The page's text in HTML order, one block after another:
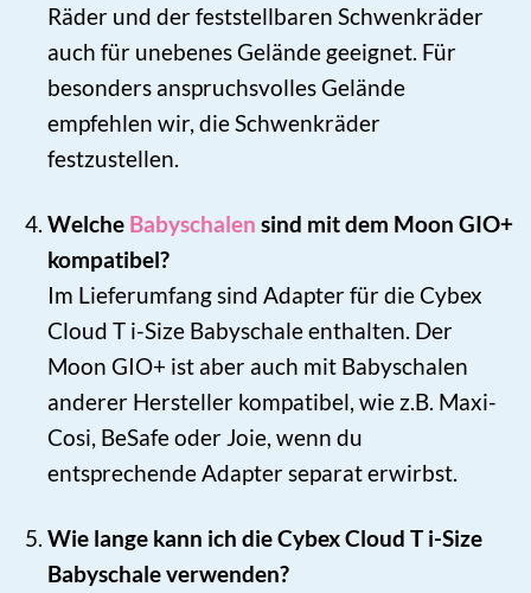
Räder und der feststellbaren Schwenkräder
auch für unebenes Gelände geeignet. Für
besonders anspruchsvolles Gelände
empfehlen wir, die Schwenkräder
festzustellen.
Welche Babyschalen sind mit dem Moon GIO+
kompatibel?
Im Lieferumfang sind Adapter für die Cybex
Cloud T i-Size Babyschale enthalten. Der
Moon GIO+ ist aber auch mit Babyschalen
anderer Hersteller kompatibel, wie z.B. Maxi-
Cosi, BeSafe oder Joie, wenn du
entsprechende Adapter separat erwirbst.
Wie lange kann ich die Cybex Cloud T i-Size
Babyschale verwenden?